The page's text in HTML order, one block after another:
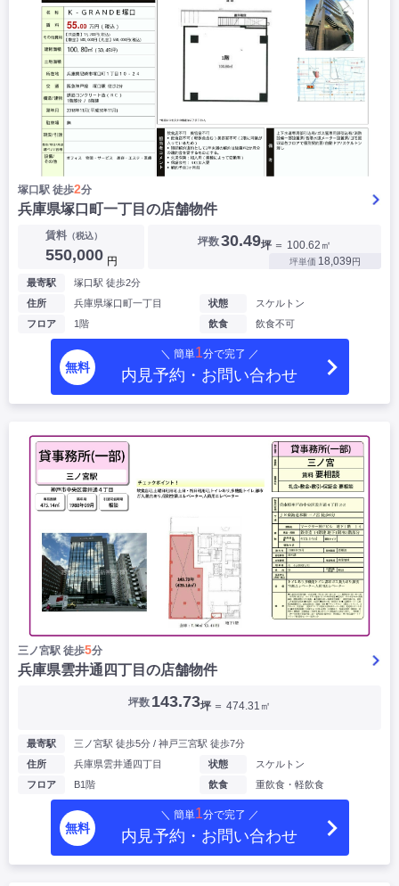
塚口駅 徒歩2分
兵庫県塚口町一丁目の店舗物件
賃料（税込）
550,000 円
坪数30.49坪 ＝ 100.62㎡
坪単価 18,039円
最寄駅
塚口駅 徒歩2分
住所
兵庫県塚口町一丁目
フロア
1階
状態
スケルトン
飲食
飲食不可
無料
＼ 簡単1分で完了 ／
内見予約・お問い合わせ
三ノ宮駅 徒歩5分
兵庫県雲井通四丁目の店舗物件
坪数 143.73坪 ＝ 474.31㎡
最寄駅
三ノ宮駅 徒歩5分 / 神戸三宮駅 徒歩7分
住所
兵庫県雲井通四丁目
フロア
B1階
状態
スケルトン
飲食
重飲食・軽飲食
無料
＼ 簡単1分で完了 ／
内見予約・お問い合わせ